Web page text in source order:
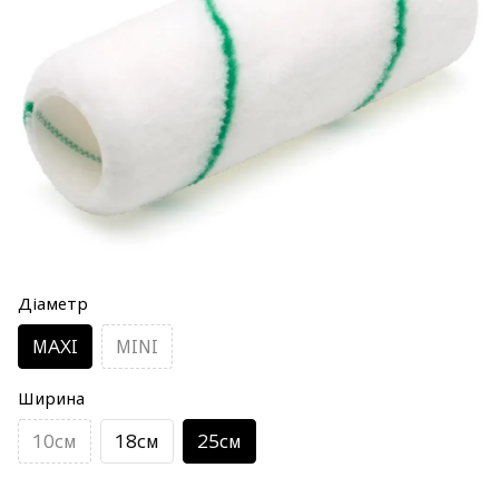
Діаметр
MAXI MINI
Ширина
10см 18см 25см